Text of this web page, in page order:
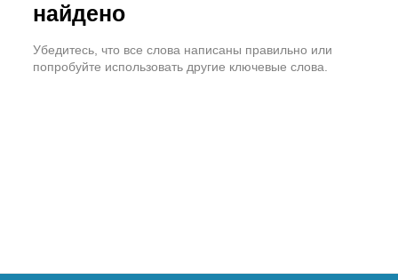
найдено
Убедитесь, что все слова написаны правильно или
попробуйте использовать другие ключевые слова.